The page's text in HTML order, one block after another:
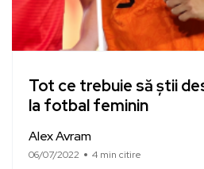
Tot ce trebuie să știi
la fotbal feminin
Alex Avram
06/07/2022 4 min citire